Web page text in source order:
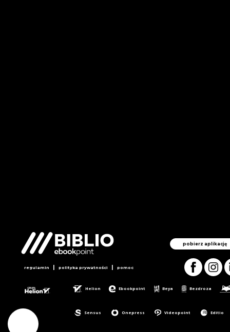
pobierz aplikację
regulamin | polityka prywatności | pomoc
Helion Ebookpoint Beya Bezdroza
Sensus Onepress Videopoint Editio